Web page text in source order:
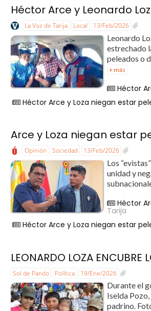
Héctor Arce y Leonardo
La Voz de Tarija Local 13/Feb/2026
Leonardo
estrechado
peleados o
+ más
Héctor
Héctor Arce y Loza niegan estar
Arce y Loza niegan estar
Opinión Sociedad 13/Feb/2026
Los
unidad y
Héctor
Tarija
Héctor Arce y Loza niegan estar
LEONARDO LOZA ENCUBRE
Sol de Pando Política 19/Ene/2026
Durante el
Iselda
padrino.